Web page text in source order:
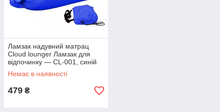
Ламзак надувний матрац
Cloud lounger Ламзак для
відпочинку — CL-001, синій
Немає в наявності
479 ₴